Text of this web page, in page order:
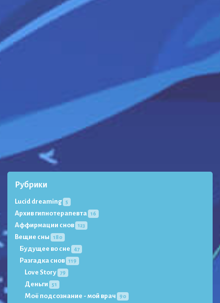
Рубрики
Lucid dreaming 5
Архив гипнотерапевта 16
Аффирмации снов 123
Вещие сны 180
Будущее во сне 47
Разгадка снов 119
Love Story 79
Деньги 51
Моё подсознание - мой врач 90